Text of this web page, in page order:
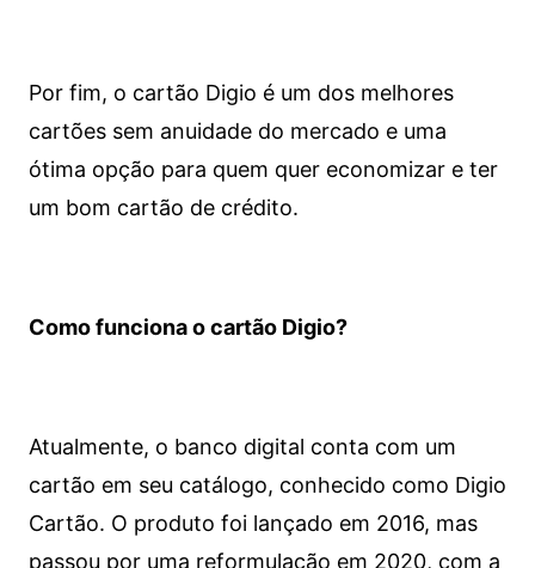
Por fim, o cartão Digio é um dos melhores
cartões sem anuidade do mercado e uma
ótima opção para quem quer economizar e ter
um bom cartão de crédito.
Como funciona o cartão Digio?
Atualmente, o banco digital conta com um
cartão em seu catálogo, conhecido como Digio
Cartão. O produto foi lançado em 2016, mas
passou por uma reformulação em 2020, com a